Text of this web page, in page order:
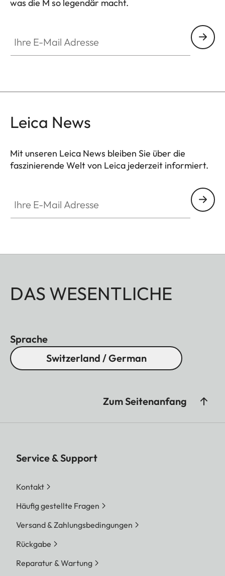
was die M so legendär macht.
Leica News
Mit unseren Leica News bleiben Sie über die
faszinierende Welt von Leica jederzeit informiert.
DAS WESENTLICHE
Sprache
Switzerland / German
Zum Seitenanfang
Service & Support
Kontakt
Häufig gestellte Fragen
Versand & Zahlungsbedingungen
Rückgabe
Reparatur & Wartung